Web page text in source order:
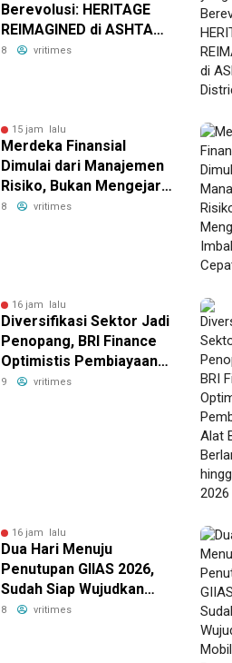
Berevolusi: HERITAGE
REIMAGINED di ASHTA
District 8
8 vritimes
15 jam lalu
Merdeka Finansial
Dimulai dari Manajemen
Risiko, Bukan Mengejar
Imbal Hasil Cepat
8 vritimes
16 jam lalu
Diversifikasi Sektor Jadi
Penopang, BRI Finance
Optimistis Pembiayaan
Alat Berat Berlanjut
9 vritimes
16 jam lalu
Dua Hari Menuju
Penutupan GIIAS 2026,
Sudah Siap Wujudkan
Mobil Impian Bersama
8 vritimes